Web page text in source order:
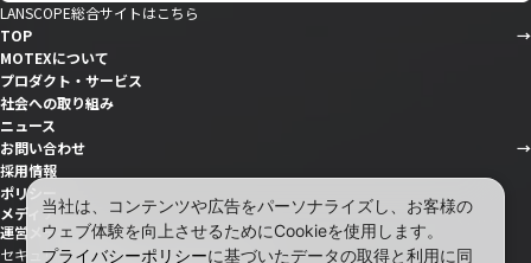
LANSCOPE総合サイトはこちら
TOP
MOTEXについて
プロダクト・サービス
社会への取り組み
ニュース
お問い合わせ
採用情報
ポリシー
メディア
運営メディア
セキュリティ情報サイト「wiz LANCOPE」
当社は、コンテンツや広告をパーソナライズし、お客様の
ウェブ体験を向上させるためにCookieを使用します。
プライバシーポリシーに基づいたデータの取得と利用に同